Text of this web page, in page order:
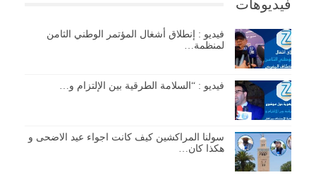
فيديوهات
فيديو : إنطلاق أشغال المؤتمر الوطني الثامن
لمنظمة…
فيديو : “السلامة الطرقية بين الإلتزام و…
سولنا المراكشين كيف كانت اجواء عيد الاضحى و
هكذا كان…